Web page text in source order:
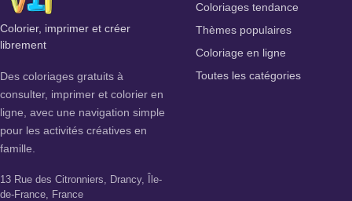
Colorier, imprimer et créer
librement
Des coloriages gratuits à
consulter, imprimer et colorier en
ligne, avec une navigation simple
pour les activités créatives en
famille.
13 Rue des Citronniers, Drancy, Île-
de-France, France
Coloriages tendance
Thèmes populaires
Coloriage en ligne
Toutes les catégories